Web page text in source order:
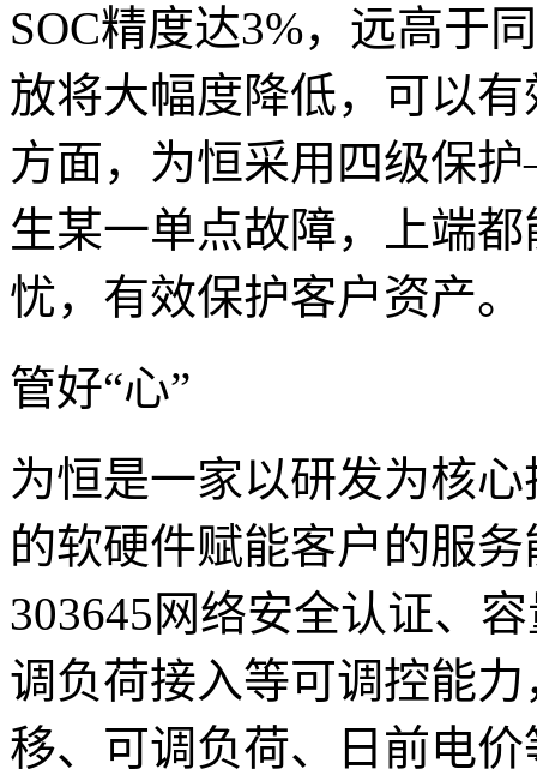
SOC精度达3%，远高于
放将大幅度降低，可以
方面，为恒采用四级保
生某一单点故障，上端
忧，有效保护客户资产。
管好“心”
为恒是一家以研发为核
的软硬件赋能客户的服
303645网络安全认证、
调负荷接入等可调控能
移、可调负荷、日前电